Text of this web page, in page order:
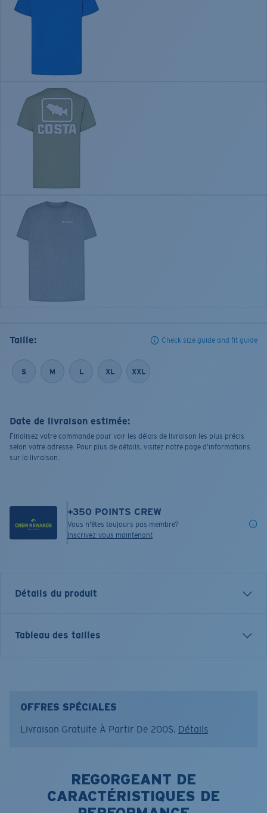
Taille: Check size guide and fit guide
S M L XL XXL
Date de livraison estimée:
Finalisez votre commande pour voir les délais de livraison les plus précis
selon votre adresse. Pour plus de détails, visitez notre page d’informations
sur la livraison.
+350 POINTS CREW
Vous n'êtes toujours pas membre?
Inscrivez-vous maintenant
Détails du produit
T-SHIRT MANCHES COURTES COSTA CLASSIC EMBLEM
Taille:XL
Tableau des tailles
OFFRES SPÉCIALES
Livraison Gratuite À Partir De 200$. Détails
REGORGEANT DE
CARACTÉRISTIQUES DE